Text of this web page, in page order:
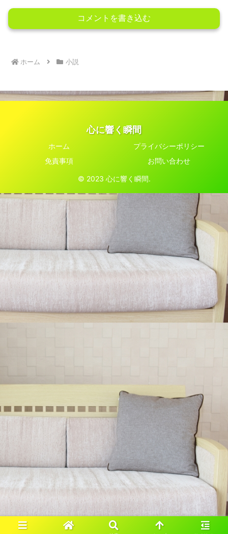
コメントを書き込む
ホーム 小説
心に響く瞬間
ホーム
プライバシーポリシー
免責事項
お問い合わせ
© 2023 心に響く瞬間.